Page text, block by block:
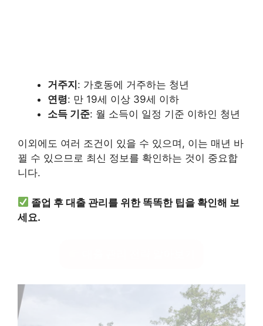
거주지: 가호동에 거주하는 청년
연령: 만 19세 이상 39세 이하
소득 기준: 월 소득이 일정 기준 이하인 청년
이외에도 여러 조건이 있을 수 있으며, 이는 매년 바
뀔 수 있으므로 최신 정보를 확인하는 것이 중요합
니다.
졸업 후 대출 관리를 위한 똑똑한 팁을 확인해 보
세요.